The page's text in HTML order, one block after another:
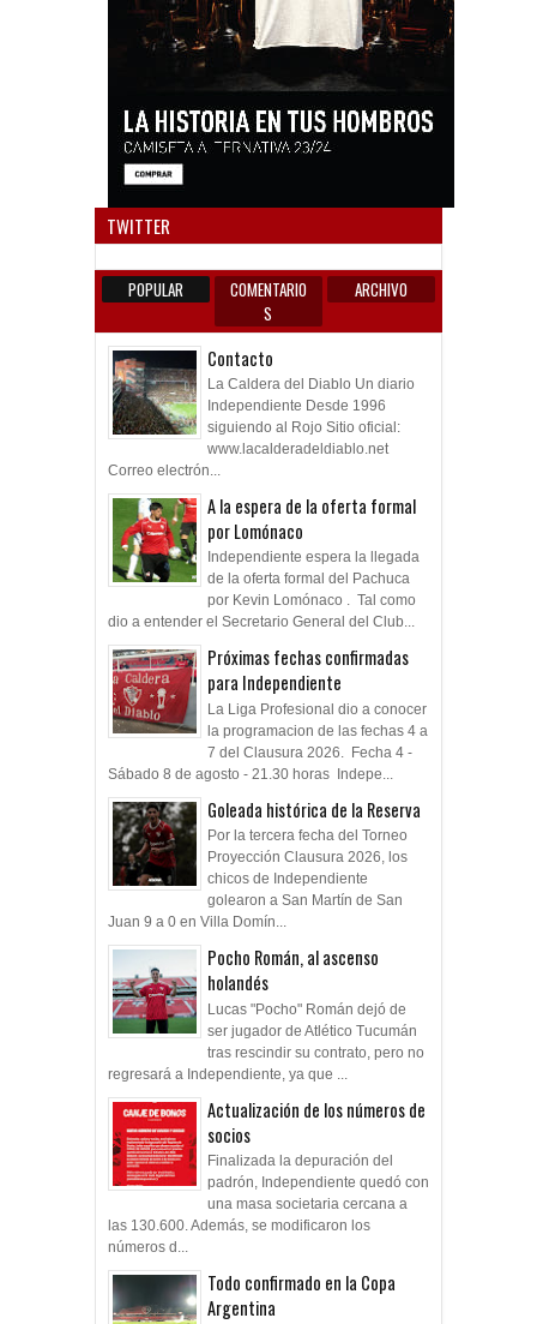
TWITTER
POPULAR
COMENTARIO
S
ARCHIVO
Contacto
La Caldera del Diablo Un diario
Independiente Desde 1996
siguiendo al Rojo Sitio oficial:
www.lacalderadeldiablo.net
Correo electrón...
A la espera de la oferta formal
por Lomónaco
Independiente espera la llegada
de la oferta formal del Pachuca
por Kevin Lomónaco . Tal como
dio a entender el Secretario General del Club...
Próximas fechas confirmadas
para Independiente
La Liga Profesional dio a conocer
la programacion de las fechas 4 a
7 del Clausura 2026. Fecha 4 -
Sábado 8 de agosto - 21.30 horas Indepe...
Goleada histórica de la Reserva
Por la tercera fecha del Torneo
Proyección Clausura 2026, los
chicos de Independiente
golearon a San Martín de San
Juan 9 a 0 en Villa Domín...
Pocho Román, al ascenso
holandés
Lucas "Pocho" Román dejó de
ser jugador de Atlético Tucumán
tras rescindir su contrato, pero no
regresará a Independiente, ya que ...
Actualización de los números de
socios
Finalizada la depuración del
padrón, Independiente quedó con
una masa societaria cercana a
las 130.600. Además, se modificaron los
números d...
Todo confirmado en la Copa
Argentina